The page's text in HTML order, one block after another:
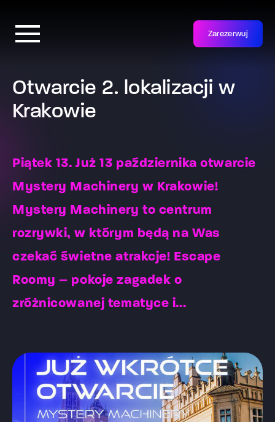
Zarezerwuj
Otwarcie 2. lokalizacji w
Krakowie
Piątek 13. Już 13 października otwarcie
Mystery Machinery w Krakowie!
Mystery Machinery to centrum
rozrywki, w którym będą na Was
czekać świetne atrakcje! Escape
Roomy – pokoje zagadek o
zróżnicowanej tematyce i...